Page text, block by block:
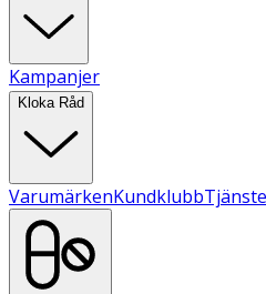
Kampanjer
Kloka Råd
VarumärkenKundklubb